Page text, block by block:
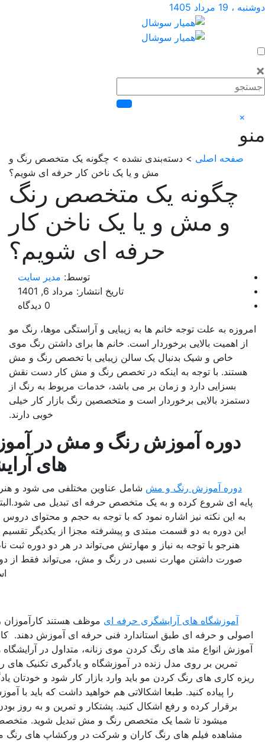
> دسته‌بندی نشده > چگونه یک متخصص رنگ و
مش و یا یک ناخن کار حرفه ای شویم؟
یک متخصص رنگ
مش و یا یک ناخن کار
حرفه ای شویم؟
مدیر سایت
تاریخ انتشار: مرداد 6, 1401
علت توجه خانم ها به زیبایی و آراستگی موها، رنگ مو
بالایی برخوردار است. خانم ها برای داشتن رنگ موی
و شیک بدنبال یک سالن زیبایی با تخصص رنگ و مش
با توجه به اینکه در تخصص رنگ و مش کار دست نقش
دارد و زمان بر می باشد، خدمات مربوط به رنگ از
برخوردار است و متخصصین رنگ بازار کار خیلی
آموزش رنگ و مش در آموزشگاه
های آرایشگری
رنگ و مش شامل عناوین مختلفی می شود و هنرجو از موارد
کرده و به یک متخصص حرفه ای تبدیل می شود.البته بعد نیست
نیز اشاره نمود که با توجه به حجم و محتوای دروس رنگ و مش،
به دو قسمت مبتدی و پیشرفته مجزا از یکدیگر تقسیم می شود که
با توجه به نیاز و مهارتش می‌تواند در هر دو دوره ثبت نام کرده و در
مهارت نسبی در رنگ و مش، می‌تواند فقط از دوره تخصصی
استفاده نماید.
های آرایشگری حرفه ای موظف هستند کارآموزان را به صورت
ای طبق استاندارد فنی حرفه ای آموزش دهند. کارآموز بعد از
متد های رنگ کردن موی زنانه، متداول در آرایشگاه های زنانه، و
بر روی مدل زنده در آموزشگاه و یادگیری تکنیک های رنگ و مش و
های رنگ کردن مو باید وارد بازار کار شود و خودتان یادگیری هایتان
کنید. طبعا اشکالاتی هم خواهید داشت که باید با آموزشگاه ارتباط
کرده و رفع اشکال کنید. پشتکار و تمرین و به روز بودن شما باعث
تا شما یک متخصص رنگ و مش تبدیل شوید. متخصص رنگ مو با
فیلم های رنگ کاران و شرکت در ورکشاپ های رنگ مو که توسط